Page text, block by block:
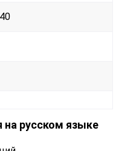
на русском языке